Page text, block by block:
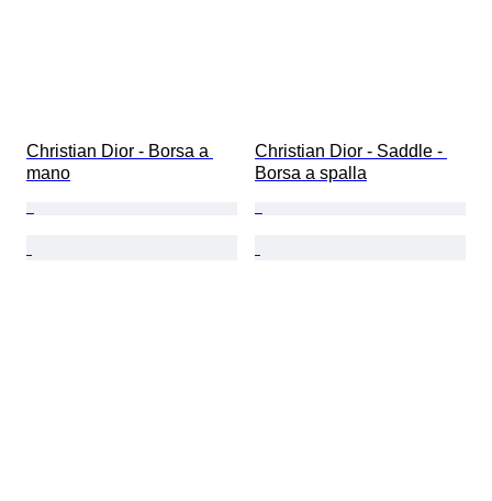
Christian Dior - Borsa a
mano
Christian Dior - Saddle -
Borsa a spalla